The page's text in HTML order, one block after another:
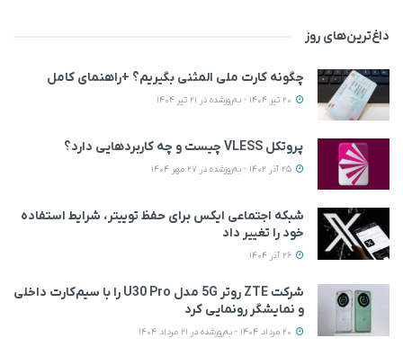
داغ‌ترین‌های روز
چگونه کارت ملی المثنی بگیریم؟ +راهنمای کامل
پروتکل VLESS چیست و چه کاربردهایی دارد؟
شبکه اجتماعی ایکس برای حفظ توییتر، شرایط استفاده
خود را تغییر داد
شرکت ZTE روتر 5G مدل U30 Pro را با سیم‌کارت داخلی
و نمایشگر رونمایی کرد